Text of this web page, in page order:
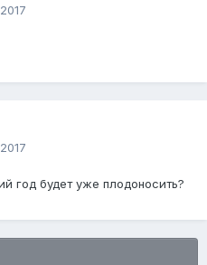
год будет уже плодоносить?